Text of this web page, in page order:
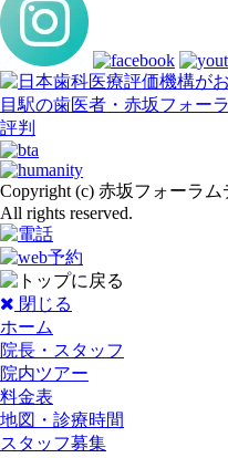
Copyright (c) 赤坂フォーラ
All rights reserved.
閉じる
ホーム
院長・スタッフ
院内ツアー
料金表
地図・診療時間
スタッフ募集